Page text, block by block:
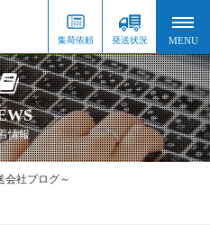
集荷依頼 発送状況
情報
社ブログ～